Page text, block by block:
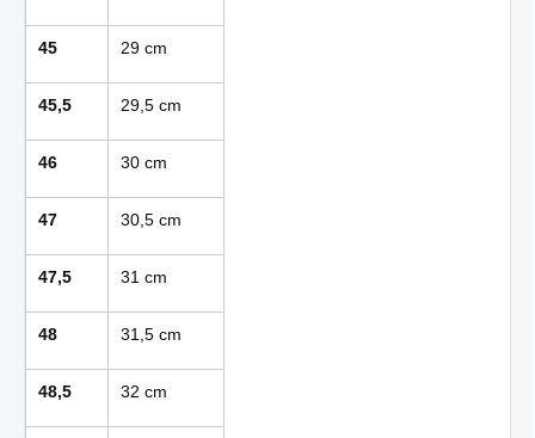
45 29 cm
45,5 29,5 cm
46 30 cm
47 30,5 cm
47,5 31 cm
48 31,5 cm
48,5 32 cm